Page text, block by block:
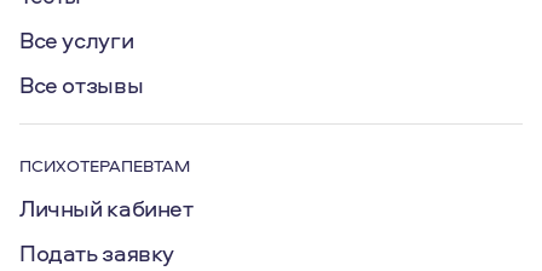
Все услуги
Все отзывы
ПСИХОТЕРАПЕВТАМ
Личный кабинет
Подать заявку